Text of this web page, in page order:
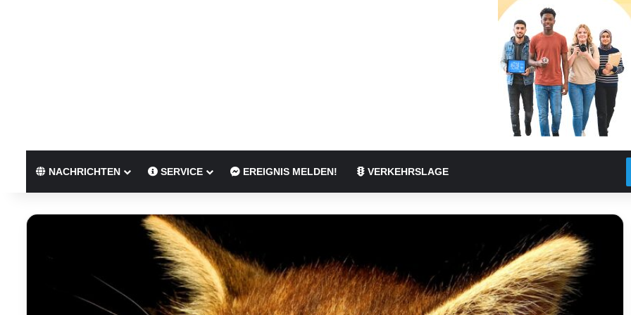
NACHRICHTEN SERVICE EREIGNIS MELDEN! VERKEHRSLAGE